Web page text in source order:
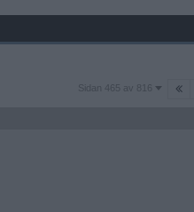
Sidan
Sidan 465 av 816